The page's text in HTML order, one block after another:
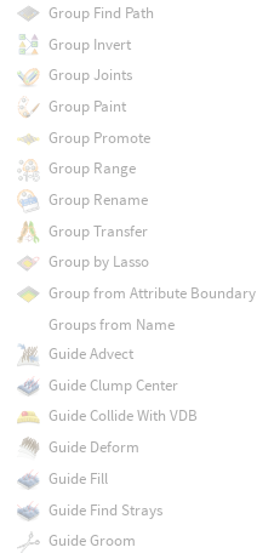
Group Find Path
Group Invert
Group Joints
Group Paint
Group Promote
Group Range
Group Rename
Group Transfer
Group by Lasso
Group from Attribute Boundary
Groups from Name
Guide Advect
Guide Clump Center
Guide Collide With VDB
Guide Deform
Guide Fill
Guide Find Strays
Guide Groom